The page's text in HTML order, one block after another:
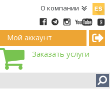
О компании
Мой аккаунт
Заказать услуги